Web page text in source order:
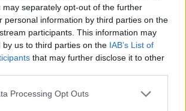
may separately opt-out of the further
personal information by third parties on the
participants. This information may
by us to third parties on the IAB’s List of
that may further disclose it to other
Processing Opt Outs
biogazdálkodókat!